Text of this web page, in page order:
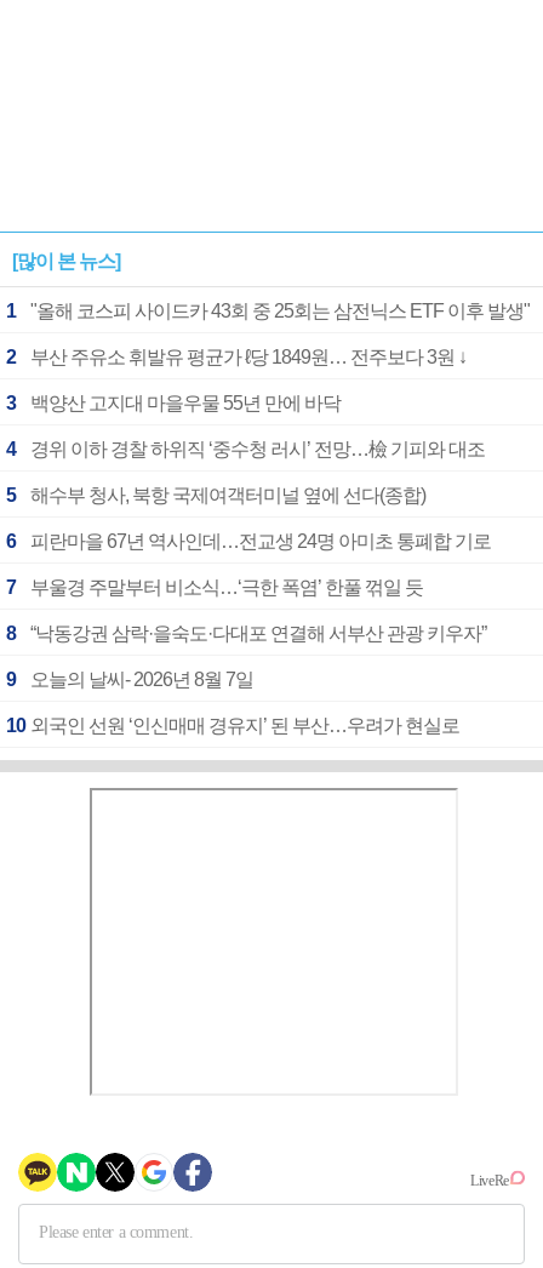
[많이 본 뉴스]
1 "올해 코스피 사이드카 43회 중 25회는 삼전닉스 ETF 이후 발생"
2 부산 주유소 휘발유 평균가 ℓ당 1849원… 전주보다 3원 ↓
3 백양산 고지대 마을우물 55년 만에 바닥
4 경위 이하 경찰 하위직 ‘중수청 러시’ 전망…檢 기피와 대조
5 해수부 청사, 북항 국제여객터미널 옆에 선다(종합)
6 피란마을 67년 역사인데…전교생 24명 아미초 통폐합 기로
7 부울경 주말부터 비소식…‘극한 폭염’ 한풀 꺾일 듯
8 “낙동강권 삼락·을숙도·다대포 연결해 서부산 관광 키우자”
9 오늘의 날씨- 2026년 8월 7일
10 외국인 선원 ‘인신매매 경유지’ 된 부산…우려가 현실로